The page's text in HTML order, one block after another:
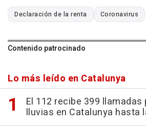
Declaración de la renta Coronavirus
Contenido patrocinado
Lo más leído en Catalunya
El 112 recibe 399
lluvias en Catalunya hasta